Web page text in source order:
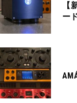
ー